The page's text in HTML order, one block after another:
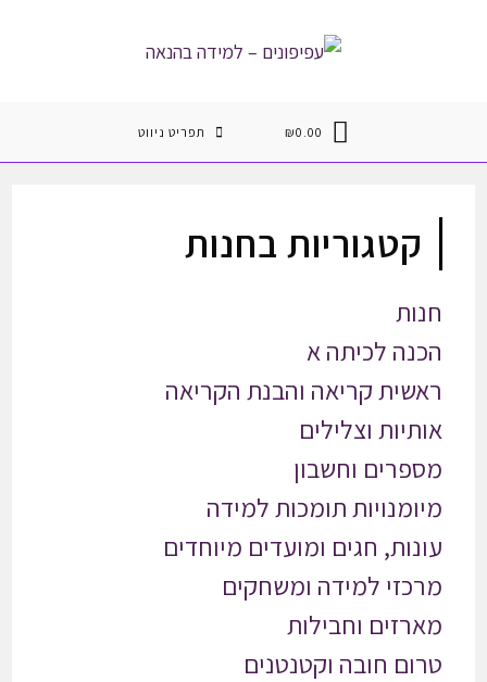
₪0.00 תפריט ניווט
קטגוריות בחנות
חנות
הכנה לכיתה א
ראשית קריאה והבנת הקריאה
אותיות וצלילים
מספרים וחשבון
מיומנויות תומכות למידה
עונות, חגים ומועדים מיוחדים
מרכזי למידה ומשחקים
מארזים וחבילות
טרום חובה וקטנטנים